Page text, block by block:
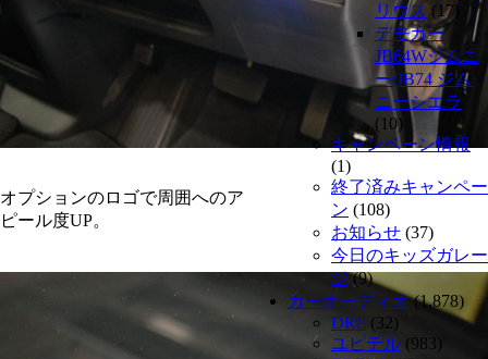
オプションのロゴで周囲へのア
ピール度UP。
リウス (17)
デモカー
JB64Wジムニ
ー/JB74 ジム
ニーシエラ
(10)
キャンペーン情報
(1)
終了済みキャンペー
ン (108)
お知らせ (37)
今日のキッズガレー
ジ(9)
カーオーディオ(1,878)
DRL (32)
ユピテル (983)